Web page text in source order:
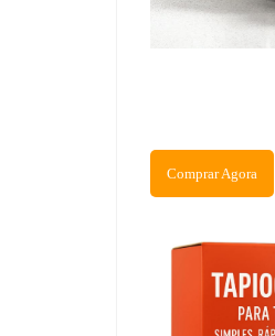
Comprar Agora